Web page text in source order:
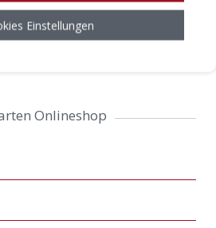
Onlineshop
Einstellungen